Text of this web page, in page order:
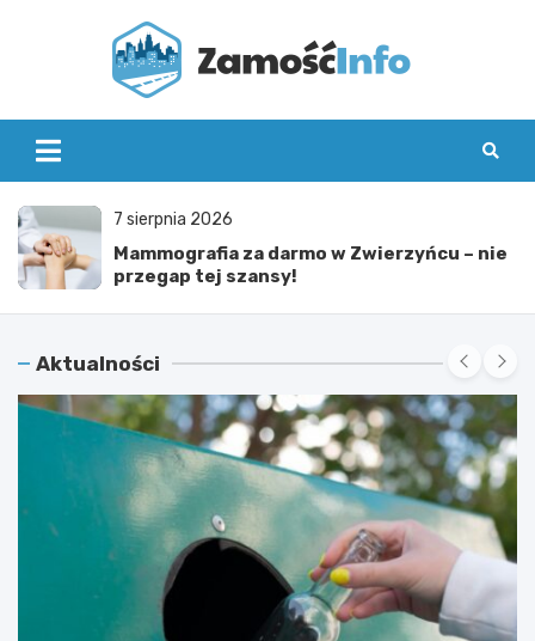
Info
7 sierpnia 2026
Mammografia za darmo w Zwierzyńcu – nie
przegap tej szansy!
Aktualności